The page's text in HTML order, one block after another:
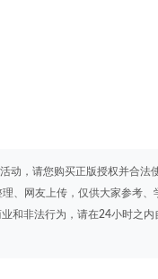
动，请您购买正版授权并合法
、网友上传，仅供大家参考、
和非法行为，请在24小时之内